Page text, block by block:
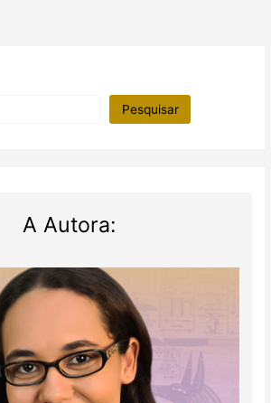
Pesquisar
A Autora: